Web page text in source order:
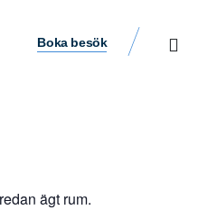
Boka besök
ägt rum.